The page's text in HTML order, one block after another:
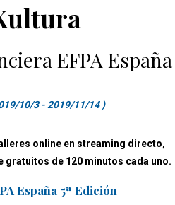
EFPA España
10/3 - 2019/11/14 )
online en streaming directo,
de 120 minutos cada uno.
España 5ª Edición